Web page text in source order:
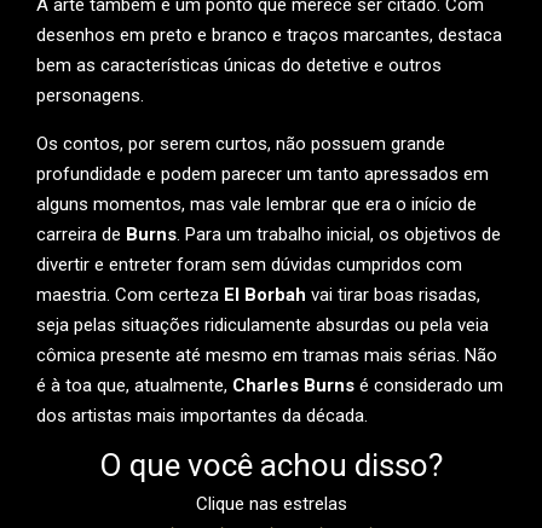
A arte também é um ponto que merece ser citado. Com
desenhos em preto e branco e traços marcantes, destaca
bem as características únicas do detetive e outros
personagens.
Os contos, por serem curtos, não possuem grande
profundidade e podem parecer um tanto apressados em
alguns momentos, mas vale lembrar que era o início de
carreira de Burns. Para um trabalho inicial, os objetivos de
divertir e entreter foram sem dúvidas cumpridos com
maestria. Com certeza El Borbah vai tirar boas risadas,
seja pelas situações ridiculamente absurdas ou pela veia
cômica presente até mesmo em tramas mais sérias. Não
é à toa que, atualmente, Charles Burns é considerado um
dos artistas mais importantes da década.
O que você achou disso?
Clique nas estrelas